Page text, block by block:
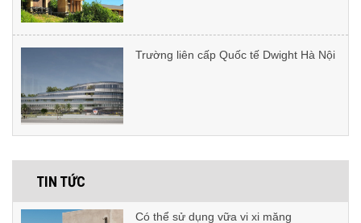
TIN TỨC
microcement ngoài trời không?